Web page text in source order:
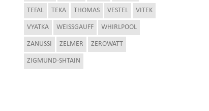
TEFAL TEKA THOMAS VESTEL VITEK
VYATKA WEISSGAUFF WHIRLPOOL
ZANUSSI ZELMER ZEROWATT
ZIGMUND-SHTAIN